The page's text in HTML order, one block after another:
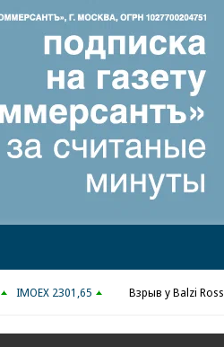
IMOEX 2301,65 Взрыв у Balzi